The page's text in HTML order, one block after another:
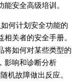
安全高级培训。
何计划安全功能的
关者的安全手册。
将如何对某些类型的
影响和诊断分析
机故障做出反应。